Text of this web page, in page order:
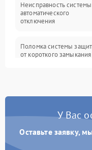
Механика
Корпус/Герметичность
Неисправность системы
автоматического
отключения
Поломка системы
от короткого замыкания
Неисправность системы
перенапряжения
У Вас
Оставьте заявку,